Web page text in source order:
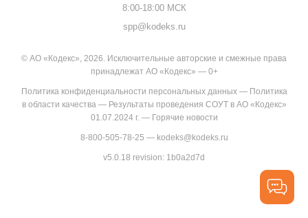
8:00-18:00 МСК
spp@kodeks.ru
© АО «Кодекс», 2026. Исключительные авторские и смежные права
принадлежат АО «Кодекс» — 0+
Политика конфиденциальности персональных данных— Политика
в области качества— Результаты проведения СОУТ в АО «Кодекс»
01.07.2024 г.— Горячие новости
8-800-505-78-25 — kodeks@kodeks.ru
v5.0.18 revision: 1b0a2d7d